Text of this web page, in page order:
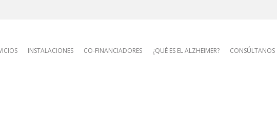
INSTALACIONES CO-FINANCIADORES ¿QUÉ ES EL ALZHEIMER? CONSÚLTANOS